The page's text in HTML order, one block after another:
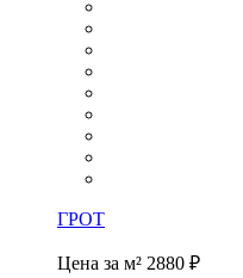
ГРОТ
Цена за м² 2880 ₽